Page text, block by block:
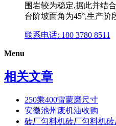
围岩较为稳定,据此并结
台阶坡面角为45°,生产阶
联系电话: 180 3780 8511
Menu
相关文章
250乘400雷蒙磨尺寸
安徽池州废机油收购
砖厂匀料机砖厂匀料机